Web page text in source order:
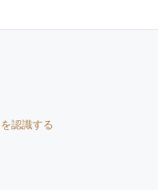
認識する